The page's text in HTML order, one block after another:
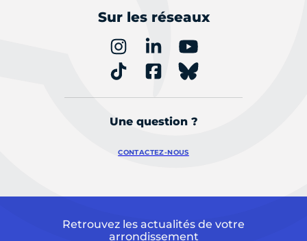
Sur les réseaux
Une question ?
CONTACTEZ-NOUS
Retrouvez les actualités de votre
arrondissement